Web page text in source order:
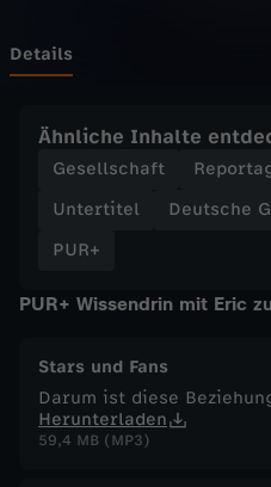
e
n
s
i
h
t
Details
Ähnliche Inhalte
Gesellschaft
Untertitel
Deutsche
PUR+
PUR+ Wissendrin mit Eric
Stars und Fans
Darum ist diese
Herunterladen
59,4 MB (MP3)